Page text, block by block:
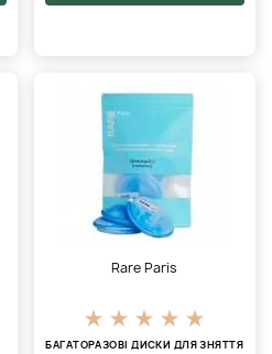
Rare Paris
БАГАТОРАЗОВІ ДИСКИ ДЛЯ ЗНЯТТЯ